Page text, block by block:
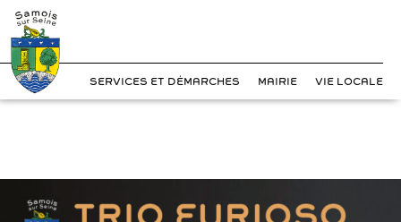
?>
Skip
to
content
SERVICES ET DÉMARCHES MAIRIE VIE LOCALE
Cookies management panel